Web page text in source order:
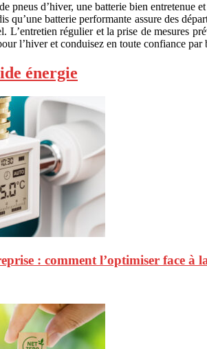
pneus d’hiver, une batterie bien entretenue
qu’une batterie performante assure des
L’entretien régulier et la prise de mesures
l’hiver et conduisez en toute confiance par
énergie
: comment l’optimiser face à